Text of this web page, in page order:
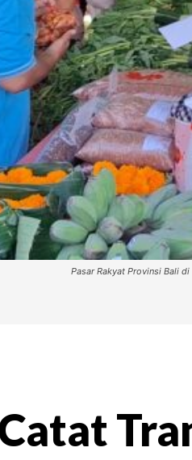
Pasar Rakyat Provinsi Bali